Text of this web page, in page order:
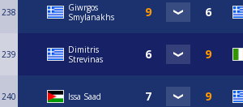
238
Giwrgos
Smylanakhs
239
Dimitris
Strevinas
240 Issa Saad